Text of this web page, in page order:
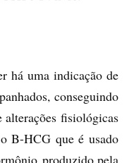
há uma indicação de
conseguindo
alterações fisiológicas
B-HCG que é usado